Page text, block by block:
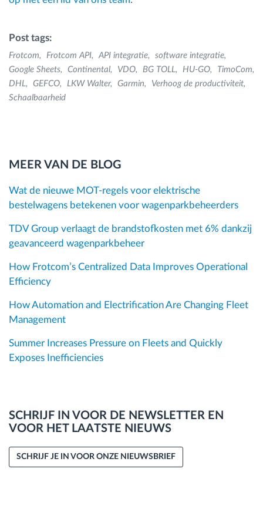
Post tags:
Frotcom Frotcom API API integratie
software integratie
Google Sheets
Continental VDO BG TOLL HU-GO
TimoCom
DHL
GEFCO LKW Walter Garmin
Verhoog de productiviteit
Schaalbaarheid
MEER VAN DE BLOG
Wat de nieuwe MOT-regels voor elektrische
bestelwagens betekenen voor wagenparkbeheerders
TDV Group verlaagt de brandstofkosten met 6% dankzij
geavanceerd wagenparkbeheer
How Frotcom’s Centralized Data Improves Operational
Efficiency
How Automation and Electrification Are Changing Fleet
Management
Summer Increases Pressure on Fleets and Quickly
Exposes Inefficiencies
SCHRIJF IN VOOR DE NEWSLETTER EN
VOOR HET LAATSTE NIEUWS
SCHRIJF JE IN VOOR ONZE NIEUWSBRIEF